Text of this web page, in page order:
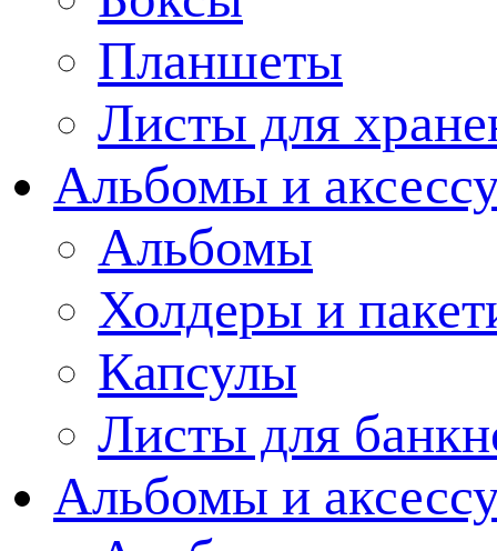
Планшеты
Листы для
Альбомы и
Альбомы
Холдеры и
Капсулы
Листы для
Альбомы и